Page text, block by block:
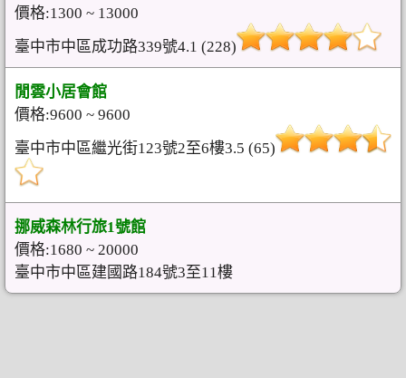
價格:1300 ~ 13000
臺中市中區成功路339號4.1 (228)
閒雲小居會館
價格:9600 ~ 9600
臺中市中區繼光街123號2至6樓3.5 (65)
挪威森林行旅1號館
價格:1680 ~ 20000
臺中市中區建國路184號3至11樓